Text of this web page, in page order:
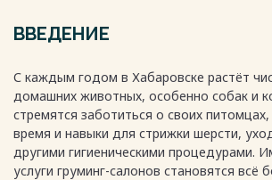
Приложение 3 17
ВВЕДЕНИЕ
С каждым годом в Хабаровске растёт
домашних животных, особенно собак и
стремятся заботиться о своих питомцах,
время и навыки для стрижки шерсти,
другими гигиеническими процедурами.
услуги груминг-салонов становятся всё